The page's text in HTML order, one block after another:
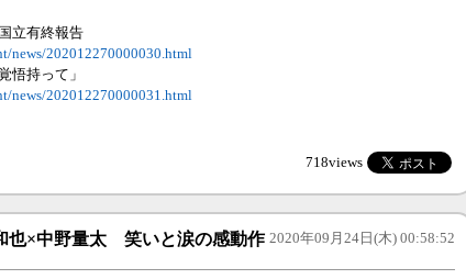
立有終報告
news/202012270000030.html
悟持って」
news/202012270000031.html
718views
2020年09月24日(木) 00:58:52
也×中野量太 笑いと涙の感動作